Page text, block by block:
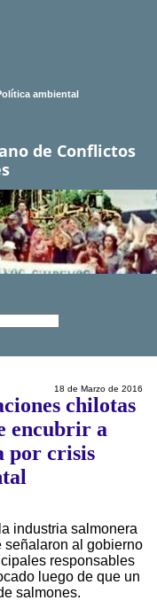
ambiental
de Conflictos
18 de Marzo de 2016
chilotas
encubrir a
por crisis
industria salmonera
al gobierno
responsables
luego de que un
salmones.